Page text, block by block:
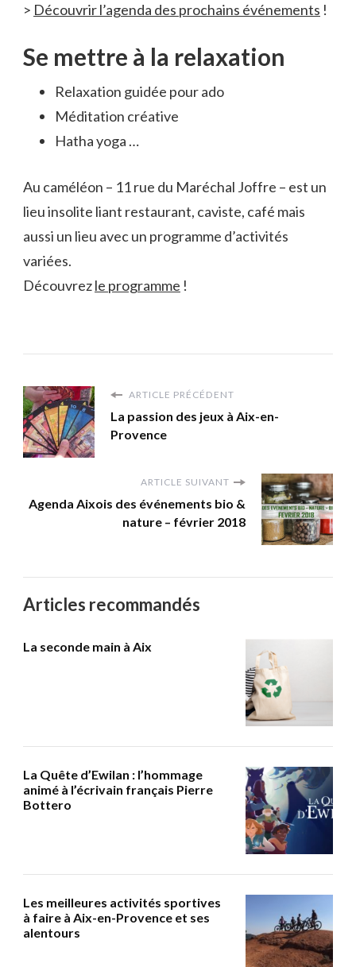
> Découvrir l’agenda des prochains événements !
Se mettre à la relaxation
Relaxation guidée pour ado
Méditation créative
Hatha yoga …
Au caméléon – 11 rue du Maréchal Joffre – est un
lieu insolite liant restaurant, caviste, café mais
aussi un lieu avec un programme d’activités
variées.
Découvrezle programme !
ARTICLE PRÉCÉDENT
La passion des jeux à Aix-en-
Provence
ARTICLE SUIVANT
Agenda Aixois des événements bio &
nature – février 2018
Articles recommandés
La seconde main à Aix
La Quête d’Ewilan : l’hommage
animé à l’écrivain français Pierre
Bottero
Les meilleures activités sportives
à faire à Aix-en-Provence et ses
alentours